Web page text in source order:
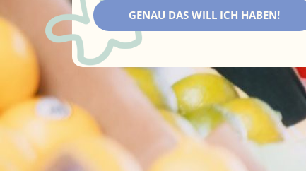
GENAU DAS WILL ICH HABEN!